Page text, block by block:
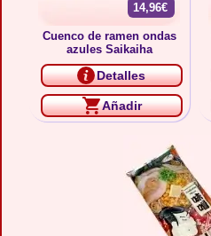
14,96€
Cuenco de ramen ondas
azules Saikaiha
Detalles
Añadir